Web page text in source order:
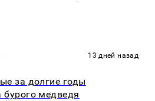
13 дней назад
за долгие годы
бурого медведя